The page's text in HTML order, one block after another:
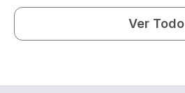
Ver Todo